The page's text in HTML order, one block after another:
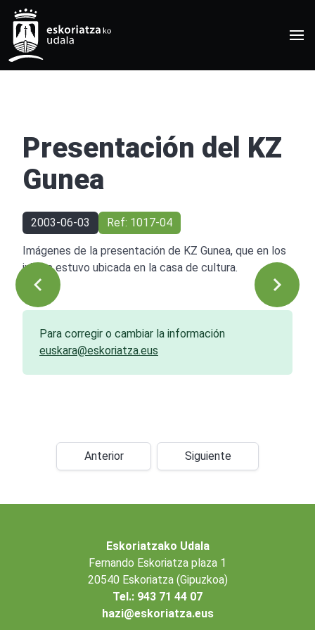
Presentación del KZ
Gunea
2003-06-03 Ref: 1017-04
Imágenes de la presentación de KZ Gunea, que en los
inicios estuvo ubicada en la casa de cultura.
Para corregir o cambiar la información
euskara@eskoriatza.eus
Anterior Siguiente
Eskoriatzako Udala
Fernando Eskoriatza plaza 1
20540 Eskoriatza (Gipuzkoa)
Tel.: 943 71 44 07
hazi@eskoriatza.eus